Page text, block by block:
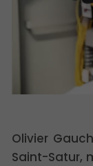
Olivier
Saint-Satur,